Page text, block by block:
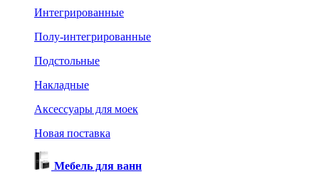
Интегрированные
Полу-интегрированные
Подстольные
Накладные
Аксессуары для моек
Новая поставка
Мебель для ванн